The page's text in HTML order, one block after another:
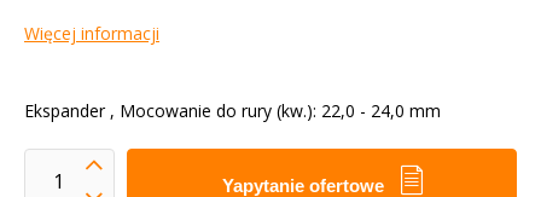
Więcej informacji
Ekspander , Mocowanie do rury (kw.): 22,0 - 24,0 mm
Yapytanie ofertowe